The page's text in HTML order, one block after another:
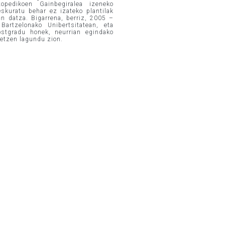
Gainbegiralea izeneko
behar ez izateko plantilak
datza. Bigarrena, berriz, 2005 –
Unibertsitatean, eta
honek, neurrian egindako
lagundu zion.